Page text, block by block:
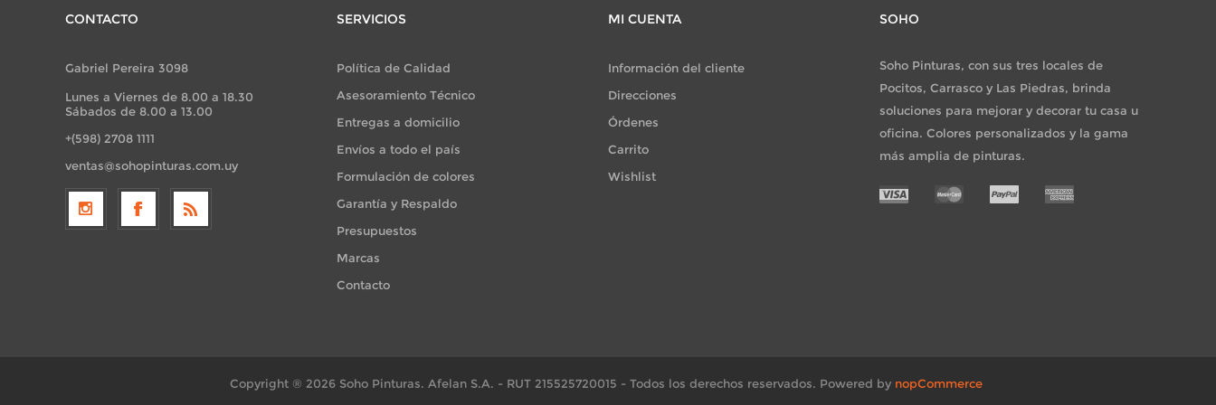
CONTACTO
Gabriel Pereira 3098
Lunes a Viernes de 8.00 a 18.30
Sábados de 8.00 a 13.00
+(598) 2708 1111
ventas@sohopinturas.com.uy
SERVICIOS
Política de Calidad
Asesoramiento Técnico
Entregas a domicilio
Envíos a todo el país
Formulación de colores
Garantía y Respaldo
Presupuestos
Marcas
Contacto
MI CUENTA
Información del cliente
Direcciones
Órdenes
Carrito
Wishlist
SOHO
Soho Pinturas, con sus tres locales de
Pocitos, Carrasco y Las Piedras, brinda
soluciones para mejorar y decorar tu casa u
oficina. Colores personalizados y la gama
más amplia de pinturas.
Copyright ® 2026 Soho Pinturas. Afelan S.A. - RUT 215525720015 - Todos los derechos reservados. Powered by nopCommerce